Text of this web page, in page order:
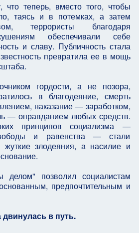
теперь, вместо того, чтобы
таясь и в потемках, а затем
террористы благодаря
обеспечивали себе
и славу. Публичность стала
превратила ее в мощь
гордости, а не позора,
в благодеяние, смерть
наказание — заработком,
— оправданием любых средств.
принципов социализма —
и равенства — стали
злодеяния, а насилие и
делом" позволил социалистам
предпочтительным и
в путь.